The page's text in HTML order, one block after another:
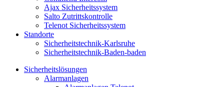
Ajax Sicherheitssystem​
Salto Zutrittskontrolle
Telenot Sicherheitssystem
Standorte
Sicherheitstechnik-Karlsruhe
Sicherheitstechnik-Baden-baden
Sicherheitslösungen
Alarmanlagen